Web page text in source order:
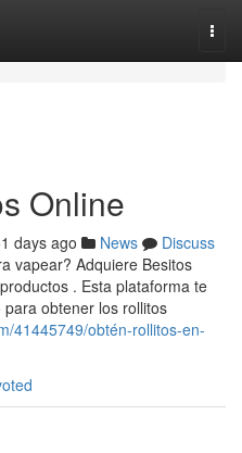
Online
days ago News
Discuss
vapear? Adquiere Besitos
. Esta plataforma te
obtener los rollitos
41445749/obtén-rollitos-en-